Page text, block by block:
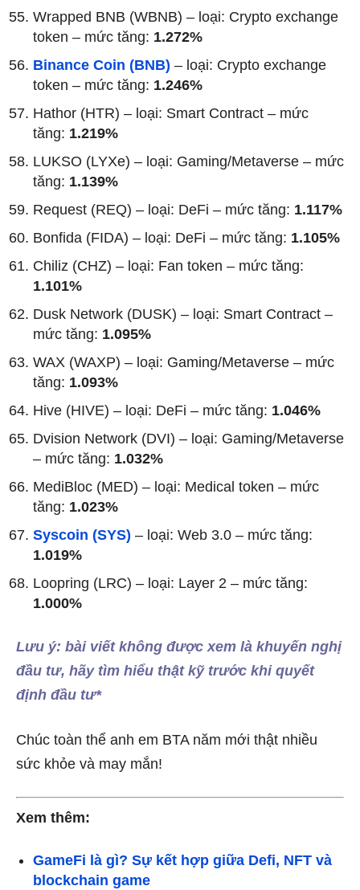
Wrapped BNB (WBNB) – loại: Crypto exchange
token – mức tăng: 1.272%
Binance Coin (BNB) – loại: Crypto exchange
token – mức tăng: 1.246%
Hathor (HTR) – loại: Smart Contract – mức
tăng: 1.219%
LUKSO (LYXe) – loại: Gaming/Metaverse – mức
tăng: 1.139%
Request (REQ) – loại: DeFi – mức tăng: 1.117%
Bonfida (FIDA) – loại: DeFi – mức tăng: 1.105%
Chiliz (CHZ) – loại: Fan token – mức tăng:
1.101%
Dusk Network (DUSK) – loại: Smart Contract –
mức tăng: 1.095%
WAX (WAXP) – loại: Gaming/Metaverse – mức
tăng: 1.093%
Hive (HIVE) – loại: DeFi – mức tăng: 1.046%
Dvision Network (DVI) – loại: Gaming/Metaverse
– mức tăng: 1.032%
MediBloc (MED) – loại: Medical token – mức
tăng: 1.023%
Syscoin (SYS) – loại: Web 3.0 – mức tăng:
1.019%
Loopring (LRC) – loại: Layer 2 – mức tăng:
1.000%
Lưu ý: bài viết không được xem là khuyến nghị
đầu tư, hãy tìm hiểu thật kỹ trước khi quyết
định đầu tư*
Chúc toàn thể anh em BTA năm mới thật nhiều
sức khỏe và may mắn!
Xem thêm:
GameFi là gì? Sự kết hợp giữa Defi, NFT và
blockchain game